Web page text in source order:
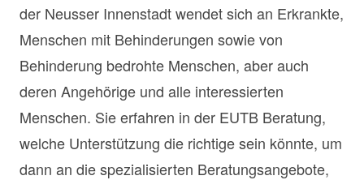
der Neusser Innenstadt wendet sich an Erkrankte,
Menschen mit Behinderungen sowie von
Behinderung bedrohte Menschen, aber auch
deren Angehörige und alle interessierten
Menschen. Sie erfahren in der EUTB Beratung,
welche Unterstützung die richtige sein könnte, um
dann an die spezialisierten Beratungsangebote,